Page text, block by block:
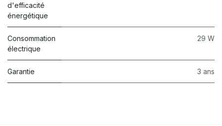
d'efficacité
énergétique
Consommation
électrique
29 W
Garantie 3 ans